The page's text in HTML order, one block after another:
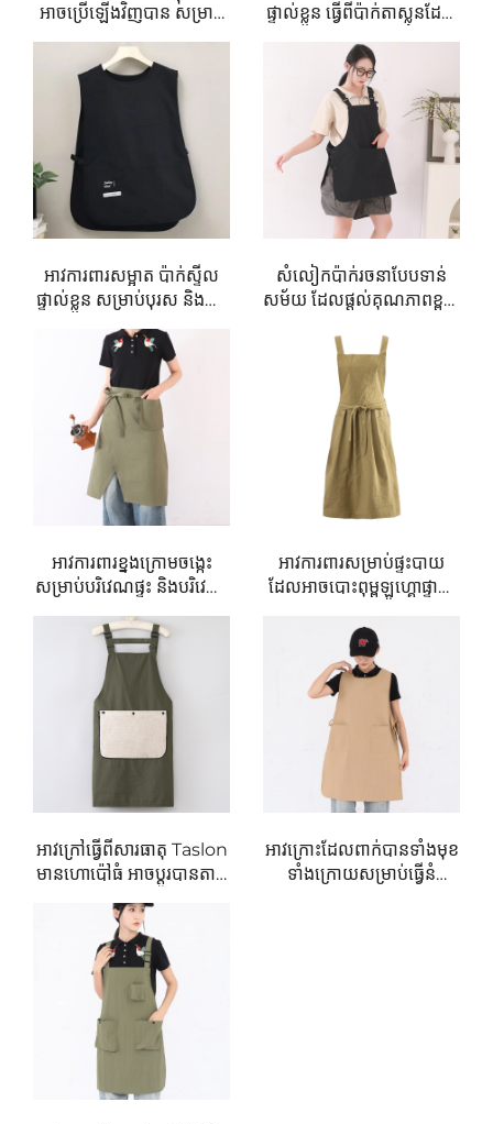
រូបរាងវិជ្ជាជីវៈ។
នៅក្នុងអត្ថបទនេះ យើងនឹងស្វែងយល់អំពីអត្ថប្រយោជន៍សំខាន់ៗ
លក្ខណៈពិសេស និងគុណភាពនៃការផលិត ដែលធ្វើឱ្យអាវក្រែម
របស់យើងដែលផ្សំពីសារធាតុ Taslon ក្លាយជាជម្រើសល្អបំផុត
សម្រាប់ការប្រើប្រាស់ទាំងផ្ទាល់ខ្លួន និងអាជីវកម្ម។
អត្ថប្រយោជន៍សំខាន់ៗនៃអាវក្រែមដែលផ្សំពីសារធាតុ Taslon
ការការពារដែលមានសារធាតុទិញទឹក និងមានភាពធន់
សំពាធតាស្លុនរបស់យើងគឺលក្ខណៈទប់ទល់នឹងទឹក។ សំពាធតាស្លុន
ត្រូវបានរចនាជាពិសេសដើម្បីបញ្ចេញទឹក និងទប់ទល់នឹងការប្រឡាក់
ដែលធ្វើឱ្យវាសាកសមបំផុតសម្រាប់ប្រើប្រាស់នៅក្នុងបាយជាមួយ
បារ ហាងថែទាំ និងបរិយាកាសណាមួយដែលមានការប៉ះទង្គិចជាមួយ
ទឹកញឹកញាប់។ លក្ខណៈទប់ទល់នឹងទឹករបស់សំពាធនេះជួយរក្សាអ្នក
ប្រើឱ្យស្ងួត ទោះបីជាក្នុងស្ថានភាពដែលលំបាកបំផុតក៏ដោយ ដោយ
ការយូរ។
ស្រាល និងស្រួលស្រាល
ទោះបីជាអាវការពាររបស់យើងដែលធ្វើពីសំពាធតាស្លុនត្រូវបានរចនា
ឡើងដើម្បីផ្តល់ការការពារក៏ដោយ វាក៏មានទម្ងន់ស្រាល និងស្រួល
ស្រាលខ្លាំងផងដែរ។ សាច់សំពាធតាស្លុនដែលមានភាពទន់នេះ
ធ្វើឱ្យវាសាកសមសម្រាប់ពាក់យូរៗដោយគ្មានអារម្មណ៍ថាធ្ងន់ ឬ
រីករាយ។ ផ្ទុយពីសម្ភារៈផ្សេងៗទៀតដែលអាចមានអារម្មណ៍ធ្ងន់ ឬ
រីករាយ សំពាធតាស្លុនអនុញ្ញាតឱ្យអ្នកប្រើប្រាស់ធ្វើចលនាបានយ៉ាង
ស្រួល ដែលធ្វើឱ្យវាសាកសមបំផុតសម្រាប់អ្នកដែលត្រូវការ
សកម្មភាព និងស្រួលស្រាលជាប់គ្នាដំឡើងទាំងមូលក្នុងអំឡុងពេលធ្វើ
ងាយស្រួលដកដង្ហើម និងងាយស្រួលប្រើសម្រាប់ស្បែក
សារធាតុ Taslon មិនតែមានភាពជាប់គ្រាប់បាក់ប៉ែកប៉ុណ្ណោះទេ ថែម
ទាំងអាចដកដង្ហើមបានផងដែរ ដែលអនុញ្ញាតឱ្យខ្យល់ចូលចេញយ៉ាង
សេរី ដើម្បីកាត់បន្ថយការកើនឡើងនូវកំដៅ។ នេះមានប្រយោជន៍ជា
ពិសេសនៅក្នុងបរិយាកាសធ្វើការដែលក្តៅ ដូចជាបាយឆាប់ ឬផ្ទះ
អាចប្រើឡើងវិញបាន សម្រាប់
បុរស និងស្ត្រី ដែលមានស្លាក
ផ្ទាល់ខ្លួន សម្រាប់ការងារ
ក្នុងហាងអាហារ ហាងថែរក្សា
ស្បែក ហាងផ្តល់ជាអាហារ
ហាងកាហ្វេ និងហាងទឹក
ផ្ទាល់ខ្លួន ធ្វើពីប៉ាក់តាស្លុនដែល
មានភាពរឹងមាំ មានសមត្ថភាព
ទប់ទល់នឹងប្រេង ទឹក និងភ្លើង
សម្រាប់ប្រើក្នុងគ្រឿងបរិក្ខា
របាយ និងការងារផ្ទះ អាវការពារ
ខ្នងដែលអាចកំណត់ទំហំបាន
អាវការពារសម្អាត ប៉ាក់ស្ទីល
ផ្ទាល់ខ្លួន សម្រាប់បុរស និងស្ត្រី
អាវការពាររាងវេស្ទ៍ មានទំហំធំ
អាវការពាររាងកូប្ល័រពីរជ្រុង ដែល
អាចបោះពុម្ពឡូហ្គោសម្រាប់អ្នក
ចំណាំងកាហ្វេ និងអ្នកកាត់សក់
សំលៀកប៉ាក់រចនាបែបទាន់
សម័យ ដែលផ្តល់គុណភាពខ្ពស់
ជប៉ុន សម្រាប់អ្នកចម្អិនអាហារ
សម្រាប់ប្រើក្នុងបាយផ្ទះ ផ្ទះ
ស៊ីវិល ហាងកាហ្វេ និងហាងកា
ហ្វេ
អាវការពារខ្នងក្រោមចង្កេះ
សម្រាប់បរិវេណផ្ទះ និងបរិវេណ
បរិក្ខារប្រើក្នុងបរិវេណផ្ទះ ដែល
ធ្វើពីក្រណាត់ Taslon ដែល
មានតម្លៃល្អបំផុត ដែលអាច
ប៉ាក់ឡូហ្គោបាន មានជាប់ពីរ
កន្លែងសម្រាប់ដាក់អំពើ និង
អាចលៃតម្រូវបាន មានពណ៌
បៃតង និងសម្រាប់អ្នករាល់គ្នា
ដែលធ្វើការជាអ្នករាល់គ្នាដែល
ធ្វើការជាអ្នករាល់គ្នាដែលធ្វើការ
រាល់គ្នាដែលធ្វើការជាអ្នករាល់
គ្នាដែលធ្វើការជាអ្នករាល់គ្នា
ដែលធ្វើការជាអ្នករាល់គ្នាដែល
ធ្វើការជាអ្នករាល់គ្នាដែលធ្វើការ
ជាអ្នករាល់គ្នាដែលធ្វើការជាអ្នក
រាល់គ្នាដែលធ្វើការជាអ្នករាល់
គ្នាដែលធ្វើការជាអ្នករាល់គ្នា
ដែលធ្វើការជាអ្នករាល់គ្នាដែល
ធ្វើការជាអ្នករាល់គ្នាដែលធ្វើការ
ជាអ្នករាល់គ្នាដែលធ្វើការជាអ្នក
រាល់គ្នាដែលធ្វើការជាអ្នករាល់
អាវការពារសម្រាប់ផ្ទះបាយ
ដែលអាចបោះពុម្ពឡូហ្គោផ្ទាល់
Taslon មានគុណភាពខ្ពស់
មានលក្ខណៈទឹកមិនចូល និង
ស្រួលស្រាល សម្រាប់ស្ត្រី
អាវក្រៅធ្វើពីសារធាតុ Taslon
មានហោប៉ៅធំ អាចប្ដូរបានតាម
តម្រូវការ ដោយបន្ថែមឡូហ្គោ ឬ
គំនូរដែលបានចម្លាក់ ឬគូរ
ដោយផ្ទាល់ សម្រាប់អ្នក
ពេញវ័យ ដែលមានក្រែមដៃ
អាចដោះចេញបាន
អាវក្រោះដែលពាក់បានទាំងមុខ
ទាំងក្រោយសម្រាប់ធ្វើនំ